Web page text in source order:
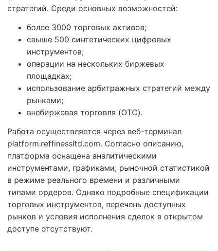
стратегий. Среди основных возможностей:
более 3000 торговых активов;
свыше 500 синтетических цифровых
инструментов;
операции на нескольких биржевых
площадках;
использование арбитражных стратегий между
рынками;
внебиржевая торговля (OTC).
Работа осуществляется через веб-терминал
platform.reffinessltd.com. Согласно описанию,
платформа оснащена аналитическими
инструментами, графиками, рыночной статистикой
в режиме реального времени и различными
типами ордеров. Однако подробные спецификации
торговых инструментов, перечень доступных
рынков и условия исполнения сделок в открытом
доступе отсутствуют.